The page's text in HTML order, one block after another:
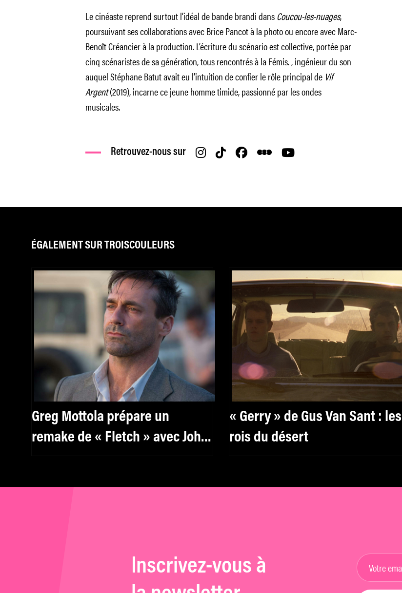
Le cinéaste reprend surtout l’idéal de bande brandi dans Coucou-les-nuages,
poursuivant ses collaborations avec Brice Pancot à la photo ou encore avec Marc-
Benoît Créancier à la production. L’écriture du scénario est collective, portée par
cinq scénaristes de sa génération, tous rencontrés à la Fémis. , ingénieur du son
auquel Stéphane Batut avait eu l’intuition de confier le rôle principal de Vif
Argent(2019), incarne ce jeune homme timide, passionné par les ondes
musicales.
Retrouvez-nous sur
ÉGALEMENT SUR TROISCOULEURS
Greg Mottola prépare un
remake de « Fletch » avec John
« Gerry » de Gus Van Sant : les
rois du désert
Inscrivez-vous à